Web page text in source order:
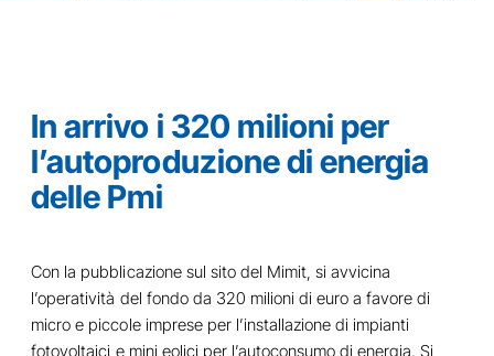
In arrivo i 320 milioni per
l’autoproduzione di energia
delle Pmi
Con la pubblicazione sul sito del Mimit, si avvicina
l’operatività del fondo da 320 milioni di euro a favore di
micro e piccole imprese per l’installazione di impianti
fotovoltaici e mini eolici per l’autoconsumo di energia. Si